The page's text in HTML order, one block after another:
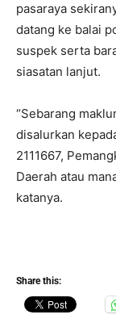
pasaraya
datang ke balai
suspek serta
siasatan lanjut.
“Sebarang
disalurkan
2111667,
Daerah atau
katanya.
Share this: